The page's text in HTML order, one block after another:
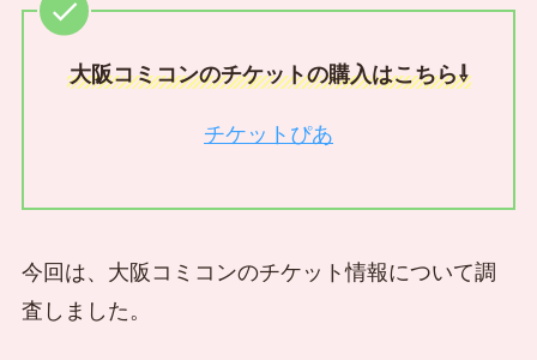
大阪コミコンのチケットの購入はこちら⇩
チケットぴあ
今回は、大阪コミコンのチケット情報について調
査しました。